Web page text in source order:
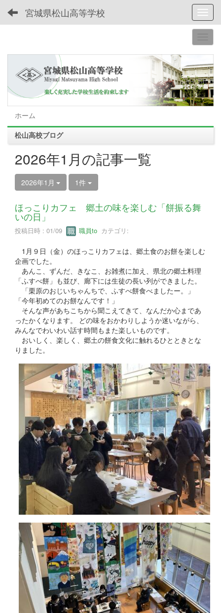
宮城県松山高等学校
ホーム
松山高校ブログ
2026年1月の記事一覧
2026年1月 1件
ほっこりカフェ 郷土の味を楽しむ「餅振る舞
いの日」
投稿日時 : 01/09 職員to カテゴリ:
1月９日（金）のほっこりカフェは、郷土食のお餅を楽しむ
企画でした。
あんこ、ずんだ、きなこ、お雑煮に加え、県北の郷土料理
「ふすべ餅」も並び、廊下には生徒の長い列ができました。
「栗原のおじいちゃんちで、ふすべ餅食べましたー。」
「今年初めてのお餅なんです！」
そんな声があちこちから聞こえてきて、なんだか心まであ
ったかくなります。 どの味をおかわりしようか迷いながら、
みんなでわいわい話す時間もまた楽しいものです。
おいしく、楽しく、郷土の餅食文化に触れるひとときとな
りました。